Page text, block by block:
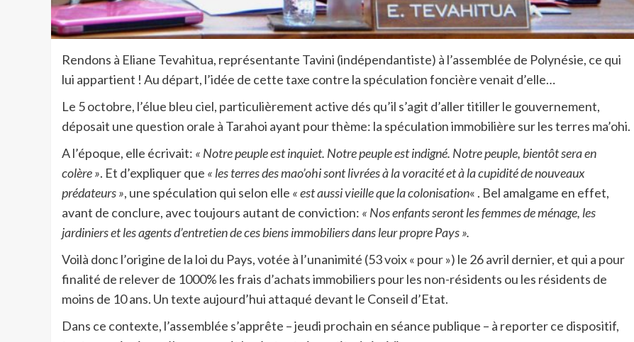
Rendons à Eliane Tevahitua, représentante Tavini (indépendantiste) à l’assemblée de Polynésie, ce qui
lui appartient ! Au départ, l’idée de cette taxe contre la spéculation foncière venait d’elle…
Le 5 octobre, l’élue bleu ciel, particulièrement active dés qu’il s’agit d’aller titiller le gouvernement,
déposait une question orale à Tarahoi ayant pour thème: la spéculation immobilière sur les terres ma’ohi.
A l’époque, elle écrivait: « Notre peuple est inquiet. Notre peuple est indigné. Notre peuple, bientôt sera en
colère ». Et d’expliquer que « les terres des mao’ohi sont livrées à la voracité et à la cupidité de nouveaux
prédateurs », une spéculation qui selon elle « est aussi vieille que la colonisation« . Bel amalgame en effet,
avant de conclure, avec toujours autant de conviction: « Nos enfants seront les femmes de ménage, les
jardiniers et les agents d’entretien de ces biens immobiliers dans leur propre Pays ».
Voilà donc l’origine de la loi du Pays, votée à l’unanimité (53 voix « pour ») le 26 avril dernier, et qui a pour
finalité de relever de 1000% les frais d’achats immobiliers pour les non-résidents ou les résidents de
moins de 10 ans. Un texte aujourd’hui attaqué devant le Conseil d’Etat.
Dans ce contexte, l’assemblée s’apprête – jeudi prochain en séance publique – à reporter ce dispositif,